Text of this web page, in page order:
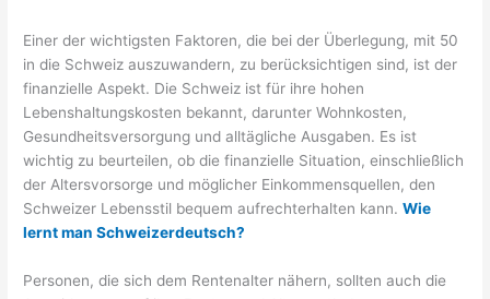
Einer der wichtigsten Faktoren, die bei der Überlegung, mit 50
in die Schweiz auszuwandern, zu berücksichtigen sind, ist der
finanzielle Aspekt. Die Schweiz ist für ihre hohen
Lebenshaltungskosten bekannt, darunter Wohnkosten,
Gesundheitsversorgung und alltägliche Ausgaben. Es ist
wichtig zu beurteilen, ob die finanzielle Situation, einschließlich
der Altersvorsorge und möglicher Einkommensquellen, den
Schweizer Lebensstil bequem aufrechterhalten kann.Wie
lernt man Schweizerdeutsch?
Personen, die sich dem Rentenalter nähern, sollten auch die